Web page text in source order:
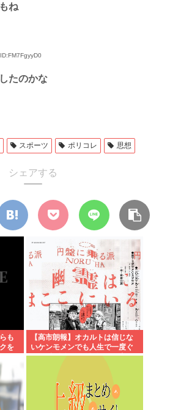
ね
ID:FM7FgyyD0
たのかな
スポーツ ポリコレ 思想
シェアする
も
を
【高市朗報】オカルトは信じな
いケンモメンでも人生で一度ぐ
らい"超自然的な体験"した事あ